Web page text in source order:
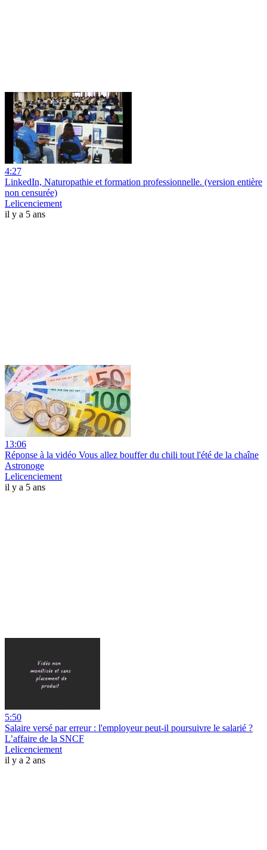
4:27
LinkedIn, Naturopathie et formation professionnelle. (version entière
non censurée)
Lelicenciement
il y a 5 ans
13:06
Réponse à la vidéo Vous allez bouffer du chili tout l'été de la chaîne
Astronoge
Lelicenciement
il y a 5 ans
5:50
Salaire versé par erreur : l'employeur peut-il poursuivre le salarié ?
L’affaire de la SNCF
Lelicenciement
il y a 2 ans